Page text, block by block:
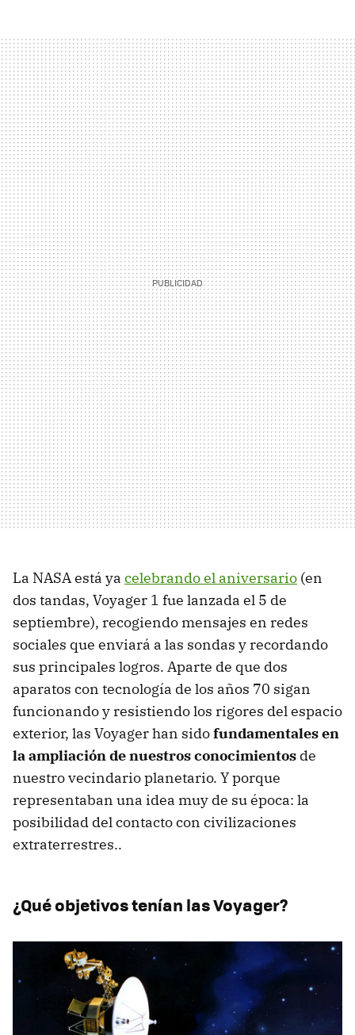
La NASA está ya celebrando el aniversario (en
dos tandas, Voyager 1 fue lanzada el 5 de
septiembre), recogiendo mensajes en redes
sociales que enviará a las sondas y recordando
sus principales logros. Aparte de que dos
aparatos con tecnología de los años 70 sigan
funcionando y resistiendo los rigores del espacio
exterior, las Voyager han sidofundamentales en
la ampliación de nuestros conocimientos de
nuestro vecindario planetario. Y porque
representaban una idea muy de su época: la
posibilidad del contacto con civilizaciones
extraterrestres..
¿Qué objetivos tenían las Voyager?